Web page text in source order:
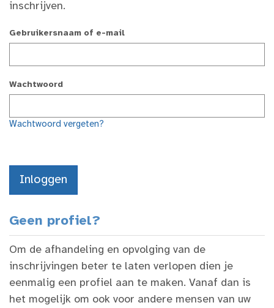
inschrijven.
Gebruikersnaam of e-mail
Wachtwoord
Wachtwoord vergeten?
Geen profiel?
Om de afhandeling en opvolging van de
inschrijvingen beter te laten verlopen dien je
eenmalig een profiel aan te maken. Vanaf dan is
het mogelijk om ook voor andere mensen van uw